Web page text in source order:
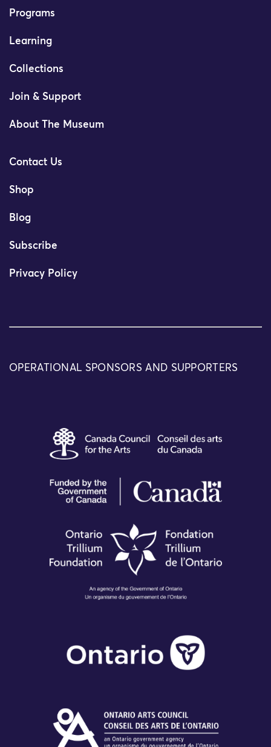
Programs
Learning
Collections
Join & Support
About The Museum
Contact Us
Shop
Blog
Subscribe
Privacy Policy
OPERATIONAL SPONSORS AND SUPPORTERS